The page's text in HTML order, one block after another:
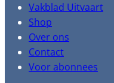
Vakblad Uitvaart
Shop
Over ons
Contact
Voor abonnees